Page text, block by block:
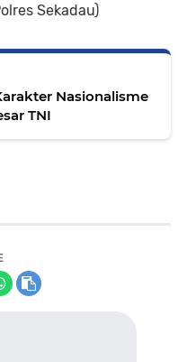
Sekadau)
Nasionalisme
TNI